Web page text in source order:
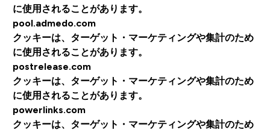
に使用されることがあります。
pool.admedo.com
クッキーは、ターゲット・マーケティングや集計のため
に使用されることがあります。
postrelease.com
クッキーは、ターゲット・マーケティングや集計のため
に使用されることがあります。
powerlinks.com
クッキーは、ターゲット・マーケティングや集計のため